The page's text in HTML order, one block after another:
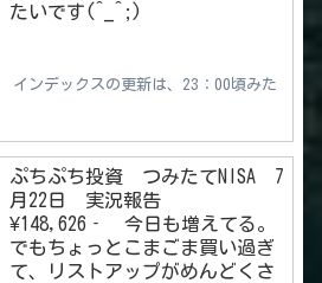
たいです(^_^;)
ンデックスの更新は、23：00頃みた
ぷちぷち投資 つみたてNISA 7
月22日 実況報告
¥148,626‐ 今日も増えてる。
でもちょっとこまごま買い過ぎ
て、リストアップがめんどくさ